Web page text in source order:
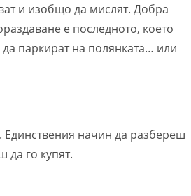
и изобщо да мислят. Добра
е последното, което
да паркират на полянката… или
Единствения начин да разбереш
да го купят.